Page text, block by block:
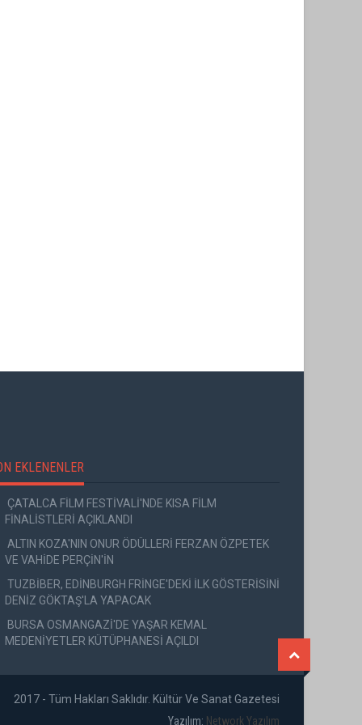
EKLENENLER
ÇATALCA FİLM FESTİVALİ'NDE KISA FİLM
FİNALİSTLERİ AÇIKLANDI
ALTIN KOZA'NIN ONUR ÖDÜLLERİ FERZAN ÖZPETEK
VE VAHİDE PERÇİN'İN
TUZBİBER, EDİNBURGH FRİNGE'DEKİ İLK GÖSTERİSİNİ
DENİZ GÖKTAŞ'LA YAPACAK
BURSA OSMANGAZİ'DE YAŞAR KEMAL
MEDENİYETLER KÜTÜPHANESİ AÇILDI
2017 - Tüm Hakları Saklıdır. Kültür Ve Sanat Gazetesi
Yazılım: Network Yazılım